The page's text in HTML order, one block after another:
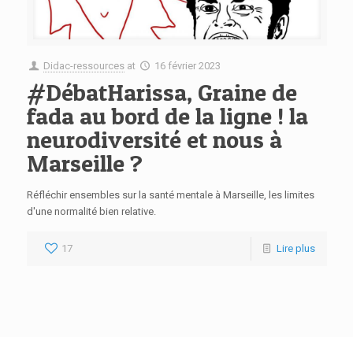
Didac-ressources at 16 février 2023
#DébatHarissa, Graine de
fada au bord de la ligne ! la
neurodiversité et nous à
Marseille ?
Réfléchir ensembles sur la santé mentale à Marseille, les limites
d'une normalité bien relative.
17 Lire plus